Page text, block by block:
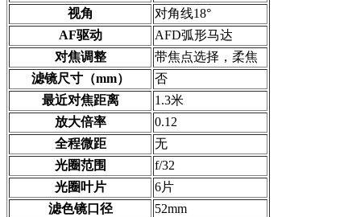
视角
对角线18°
AF驱动
AFD弧形马达
对焦调整
带焦点选择，柔焦
滤镜尺寸（mm）
否
最近对焦距离
1.3米
放大倍率
0.12
全程微距
无
光圈范围
f/32
光圈叶片
6片
滤色镜口径
52mm